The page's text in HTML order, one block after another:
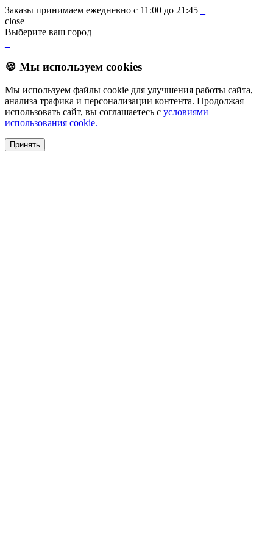
Заказы принимаем ежедневно с 11:00 до 21:45
close
Выберите ваш город
🍪 Мы используем cookies
Мы используем файлы cookie для улучшения работы сайта,
анализа трафика и персонализации контента. Продолжая
использовать сайт, вы соглашаетесь с условиями
использования cookie.
Принять